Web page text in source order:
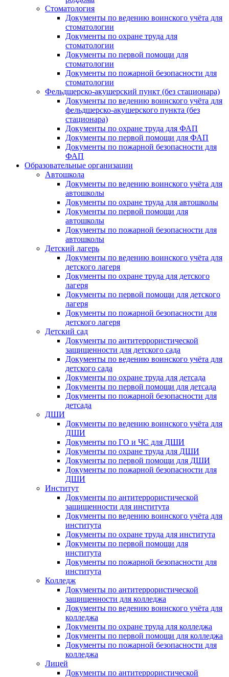
Стоматология
Документы по ведению воинского учёта для
стоматологии
Документы по охране труда для
стоматологии
Документы по первой помощи для
стоматологии
Документы по пожарной безопасности для
стоматологии
Фельдшерско-акушерский пункт (без стационара)
Документы по ведению воинского учёта для
фельдшерско-акушерского пункта (без
стационара)
Документы по охране труда для ФАП
Документы по первой помощи для ФАП
Документы по пожарной безопасности для
ФАП
Образовательные организации
Автошкола
Документы по ведению воинского учёта для
автошколы
Документы по охране труда для автошколы
Документы по первой помощи для
автошколы
Документы по пожарной безопасности для
автошколы
Детский лагерь
Документы по ведению воинского учёта для
детского лагеря
Документы по охране труда для детского
лагеря
Документы по первой помощи для детского
лагеря
Документы по пожарной безопасности для
детского лагеря
Детский сад
Документы по антитеррористической
защищенности для детского сада
Документы по ведению воинского учёта для
детского сада
Документы по охране труда для детсада
Документы по первой помощи для детсада
Документы по пожарной безопасности для
детсада
ДШИ
Документы по ведению воинского учёта для
ДШИ
Документы по ГО и ЧС для ДШИ
Документы по охране труда для ДШИ
Документы по первой помощи для ДШИ
Документы по пожарной безопасности для
ДШИ
Институт
Документы по антитеррористической
защищенности для института
Документы по ведению воинского учёта для
института
Документы по охране труда для института
Документы по первой помощи для
института
Документы по пожарной безопасности для
института
Колледж
Документы по антитеррористической
защищенности для колледжа
Документы по ведению воинского учёта для
колледжа
Документы по охране труда для колледжа
Документы по первой помощи для колледжа
Документы по пожарной безопасности для
колледжа
Лицей
Документы по антитеррористической